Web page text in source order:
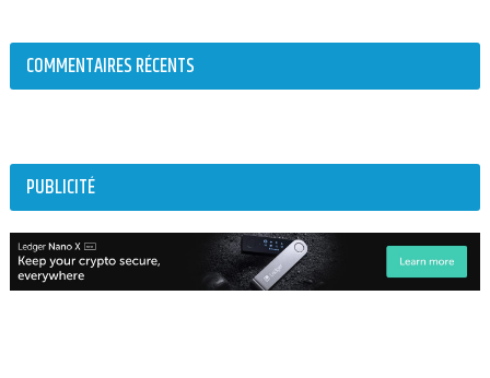
COMMENTAIRES RÉCENTS
PUBLICITÉ